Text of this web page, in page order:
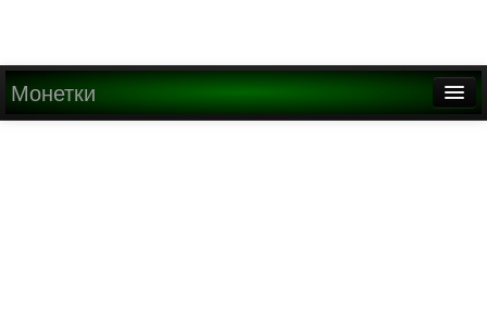
Монетки